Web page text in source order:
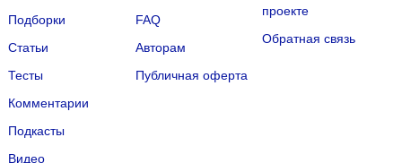
Подборки
Статьи
Тесты
Комментарии
Подкасты
Видео
FAQ
Авторам
Публичная оферта
проекте
Обратная связь